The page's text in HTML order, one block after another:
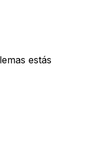
estás